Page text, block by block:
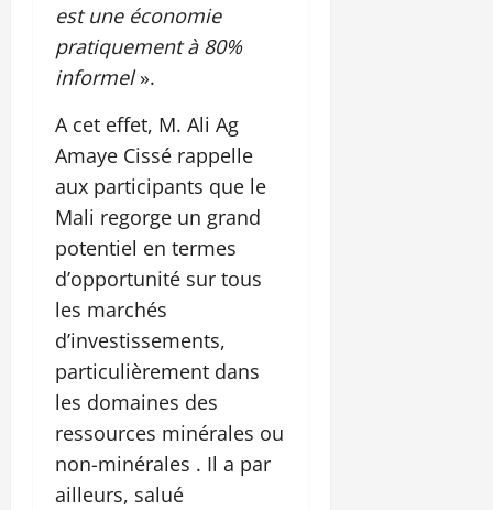
est une économie
pratiquement à 80%
informel».
A cet effet, M. Ali Ag
Amaye Cissé rappelle
aux participants que le
Mali regorge un grand
potentiel en termes
d’opportunité sur tous
les marchés
d’investissements,
particulièrement dans
les domaines des
ressources minérales ou
non-minérales . Il a par
ailleurs, salué